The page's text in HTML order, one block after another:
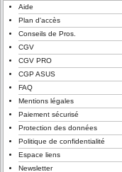
Aide
Plan d'accès
Conseils de Pros.
CGV
CGV PRO
CGP ASUS
FAQ
Mentions légales
Paiement sécurisé
Protection des données
Politique de confidentialité
Espace liens
Newsletter